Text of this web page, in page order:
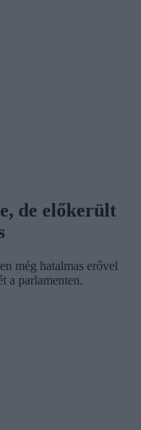
de előkerült
még hatalmas erővel
a parlamenten.